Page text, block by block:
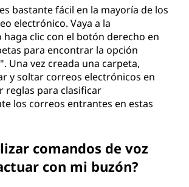
bastante fácil en la mayoría de los
electrónico. Vaya a la
clic con el botón derecho en
para encontrar la opción
Una vez creada una carpeta,
y soltar correos electrónicos en
reglas para clasificar
los correos entrantes en estas
comandos de voz
con mi buzón?